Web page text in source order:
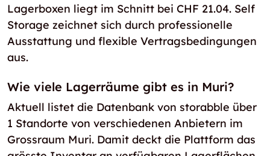
Lagerboxen liegt im Schnitt bei CHF 21.04. Self
Storage zeichnet sich durch professionelle
Ausstattung und flexible Vertragsbedingungen
aus.
Wie viele Lagerräume gibt es in Muri?
Aktuell listet die Datenbank von storabble über
1 Standorte von verschiedenen Anbietern im
Grossraum Muri. Damit deckt die Plattform das